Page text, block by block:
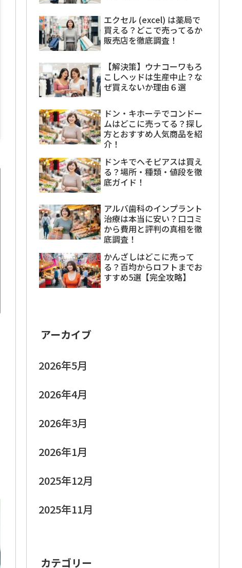
エクセル (excel) は薬局で
買える？どこで売ってるか
販売店を徹底調査！
【解決策】ウナコーワもろ
こしヘッドは生産中止？な
ぜ買えないか理由６選
ドン・キホーテでコンドー
ムはどこに売ってる？探し
方とおすすめ人気商品を紹
介！
ドンキでへそピアスは買え
る？場所・種類・値段を徹
底ガイド！
アルバ歯科のインプラント
治療は本当に安い？口コミ
から費用と評判の真相を徹
底調査！
かんざしはどこに売って
る？百均からロフトまでお
すすめ5選【完全攻略】
アーカイブ
2026年5月
2026年4月
2026年3月
2026年1月
2025年12月
2025年11月
カテゴリー